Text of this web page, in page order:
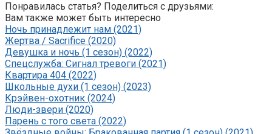
Понравилась статья? Поделиться с друзьями:
Вам также может быть интересно
Ночь принадлежит нам (2021)
Жертва / Sacrifice (2020)
Девушка и ночь (1 сезон) (2022)
Спецслужба: Сигнал тревоги (2021)
Квартира 404 (2022)
Школьные духи (1 сезон) (2023)
Крэйвен-охотник (2024)
Люди-звери (2020)
Парень с того света (2022)